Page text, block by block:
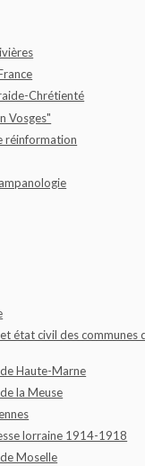
Chrétienté
Vosges"
réinformation
état civil des communes
Haute-Marne
la Meuse
lorraine 1914-1918
Moselle